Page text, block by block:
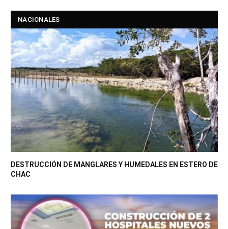
NACIONALES
DESTRUCCIÓN DE MANGLARES Y HUMEDALES EN ESTERO DE
CHAC